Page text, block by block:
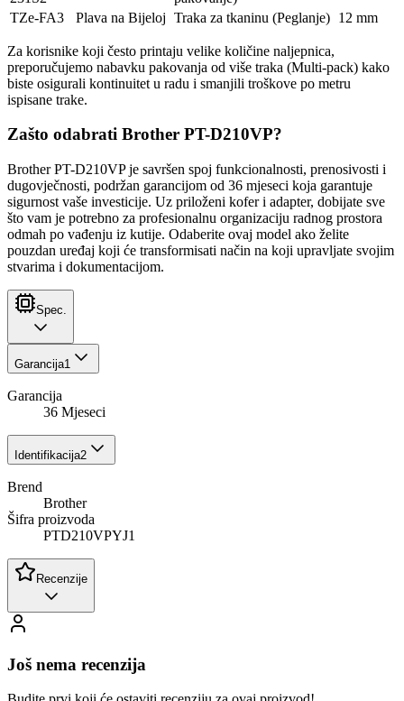
TZe-FA3
Plava na Bijeloj Traka za tkaninu (Peglanje) 12 mm
Za korisnike koji često printaju velike količine naljepnica,
preporučujemo nabavku pakovanja od više traka (Multi-pack) kako
biste osigurali kontinuitet u radu i smanjili troškove po metru
ispisane trake.
Zašto odabrati Brother PT-D210VP?
Brother PT-D210VP je savršen spoj funkcionalnosti, prenosivosti i
dugovječnosti, podržan garancijom od 36 mjeseci koja garantuje
sigurnost vaše investicije. Uz priloženi kofer i adapter, dobijate sve
što vam je potrebno za profesionalnu organizaciju radnog prostora
odmah po vađenju iz kutije. Odaberite ovaj model ako želite
pouzdan uređaj koji će transformisati način na koji upravljate svojim
stvarima i dokumentacijom.
Spec.
Garancija1
Garancija
36 Mjeseci
Identifikacija2
Brend
Brother
Šifra proizvoda
PTD210VPYJ1
Recenzije
Još nema recenzija